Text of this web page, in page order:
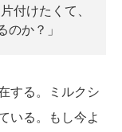
付けたくて、
のか？」
する。ミルクシ
いる。もし今よ